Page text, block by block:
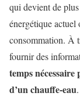
qui devient de
énergétique actuel
consommation. À
fournir des
temps
d’un chauffe-eau.